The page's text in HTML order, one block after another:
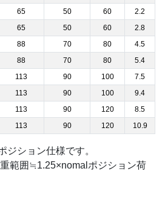
65 50 60
2.2
65 50 60 2.8
88 70 80
4.5
88 70 80 5.4
113 90 100
7.5
113 90 100 9.4
113 90 120
8.5
113 90 120 10.9
ジション仕様です。
範囲≒1.25×nomalポジション荷